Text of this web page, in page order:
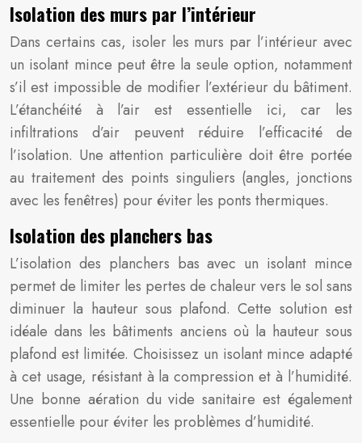
Isolation des murs par l’intérieur
Dans certains cas, isoler les murs par l’intérieur avec
un isolant mince peut être la seule option, notamment
s’il est impossible de modifier l’extérieur du bâtiment.
L’étanchéité à l’air est essentielle ici, car les
infiltrations d’air peuvent réduire l’efficacité de
l’isolation. Une attention particulière doit être portée
au traitement des points singuliers (angles, jonctions
avec les fenêtres) pour éviter les ponts thermiques.
Isolation des planchers bas
L’isolation des planchers bas avec un isolant mince
permet de limiter les pertes de chaleur vers le sol sans
diminuer la hauteur sous plafond. Cette solution est
idéale dans les bâtiments anciens où la hauteur sous
plafond est limitée. Choisissez un isolant mince adapté
à cet usage, résistant à la compression et à l’humidité.
Une bonne aération du vide sanitaire est également
essentielle pour éviter les problèmes d’humidité.